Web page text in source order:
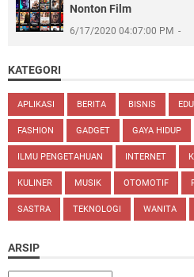
Nonton Film
6/17/2020 04:07:00 PM
KATEGORI
APLIKASI BERITA BISNIS
FASHION GADGET GAYA HIDUP
ILMU PENGETAHUAN INTERNET
KULINER MUSIK OTOMOTIF
SASTRA TEKNOLOGI WANITA
ARSIP